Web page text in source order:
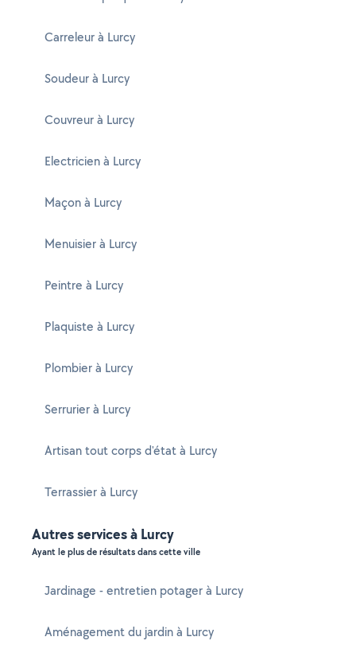
Carreleur à Lurcy
Soudeur à Lurcy
Couvreur à Lurcy
Electricien à Lurcy
Maçon à Lurcy
Menuisier à Lurcy
Peintre à Lurcy
Plaquiste à Lurcy
Plombier à Lurcy
Serrurier à Lurcy
Artisan tout corps d'état à Lurcy
Terrassier à Lurcy
Autres services à Lurcy
Ayant le plus de résultats dans cette ville
Jardinage - entretien potager à Lurcy
Aménagement du jardin à Lurcy